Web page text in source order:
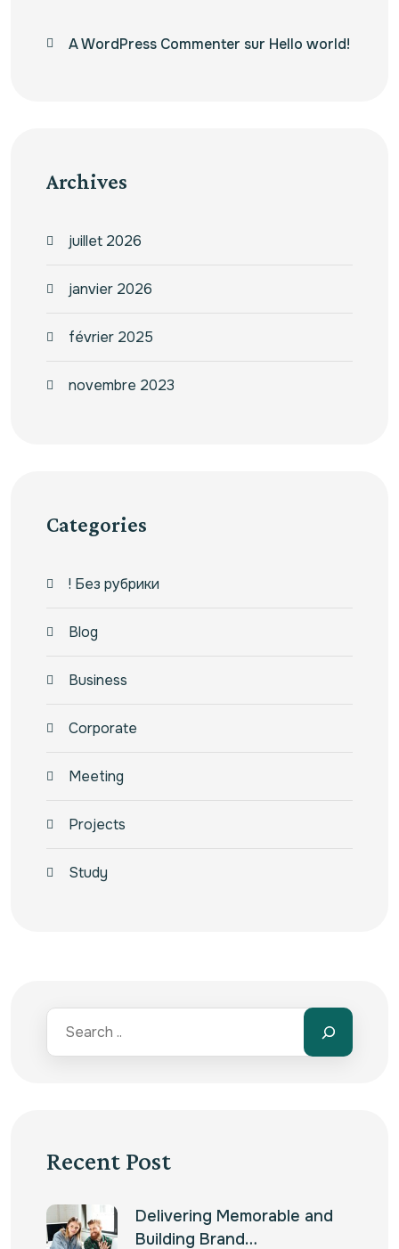
A WordPress Commenter sur Hello world!
Archives
juillet 2026
janvier 2026
février 2025
novembre 2023
Categories
! Без рубрики
Blog
Business
Corporate
Meeting
Projects
Study
Recent Post
Delivering Memorable and
Building Brand…